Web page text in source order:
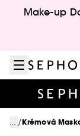
Přejít na
Make-up
... /Krémová